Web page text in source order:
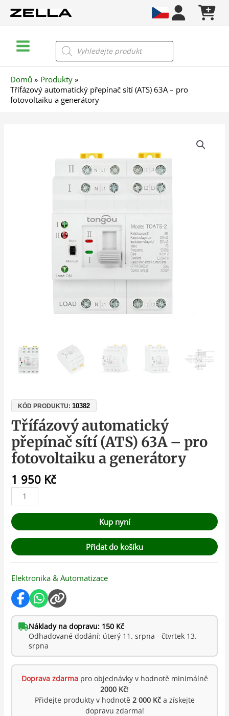
Menu
Products
search
Domů
Produkty
Třífázový automatický přepínač sítí (ATS) 63A – pro
fotovoltaiku a generátory
KÓD PRODUKTU:10382
Třífázový automatický
přepínač sítí (ATS) 63A – pro
fotovoltaiku a generátory
1 950 Kč
Kup nyní
Přidat do košíku
Elektronika & Automatizace
Náklady na dopravu: 150 Kč
Odhadované dodání: úterý 11. srpna - čtvrtek 13.
srpna
Doprava zdarmapro objednávky v hodnotě minimálně
2000 Kč!
Přidejte produkty v hodnotě 2 000 Kča získejte
dopravu zdarma!